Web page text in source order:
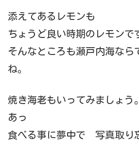
添えてあるレモンも
ちょうど良い時期のレモンで
そんなところも瀬戸内海なら
ね。
焼き海老もいってみましょう。
あっ
食べる事に夢中で 写真取り